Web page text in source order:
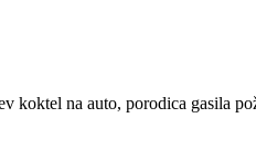
koktel na auto, porodica gasila